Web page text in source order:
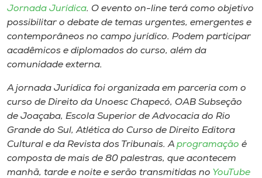
Selecione
A-
Jornada Jurídica. O evento on-line terá como objetivo
possibilitar o debate de temas urgentes, emergentes e
contemporâneos no campo jurídico. Podem participar
acadêmicos e diplomados do curso, além da
comunidade externa.
A jornada Jurídica foi organizada em parceria com o
curso de Direito da Unoesc Chapecó, OAB Subseção
de Joaçaba, Escola Superior de Advocacia do Rio
Grande do Sul, Atlética do Curso de Direito Editora
Cultural e da Revista dos Tribunais. A programação é
composta de mais de 80 palestras, que acontecem
manhã, tarde e noite e serão transmitidas no YouTube